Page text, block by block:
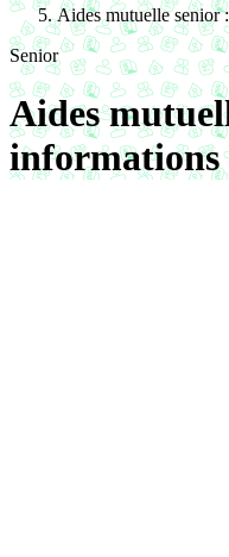
Aides mutuelle senior
Senior
Aides
informations